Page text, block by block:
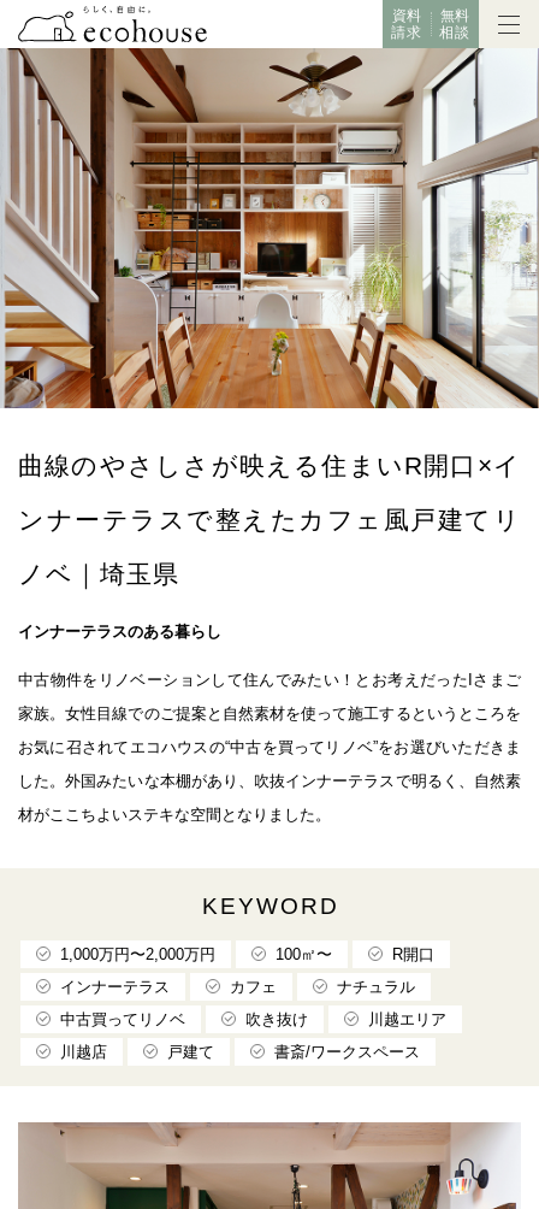
資料
請求
無料
相談
曲線のやさしさが映える住まいR開口×イ
ンナーテラスで整えたカフェ風戸建てリ
ノベ｜埼玉県
インナーテラスのある暮らし
中古物件をリノベーションして住んでみたい！とお考えだったIさまご
家族。女性目線でのご提案と自然素材を使って施工するというところを
お気に召されてエコハウスの“中古を買ってリノベ”をお選びいただきま
した。外国みたいな本棚があり、吹抜インナーテラスで明るく、自然素
材がここちよいステキな空間となりました。
KEYWORD
1,000万円〜2,000万円 100㎡〜
R開口
インナーテラス
カフェ
ナチュラル
中古買ってリノベ
吹き抜け
川越エリア
川越店
戸建て 書斎/ワークスペース